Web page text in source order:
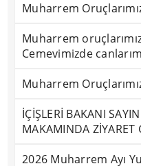
Muharrem
Muharrem
Cemevimizde
Muharrem
İÇİŞLERİ BAKANI
MAKAMINDA ZİYARET
2026 Muharrem Ayı